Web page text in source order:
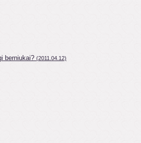
berniukai? (2011.04.12)